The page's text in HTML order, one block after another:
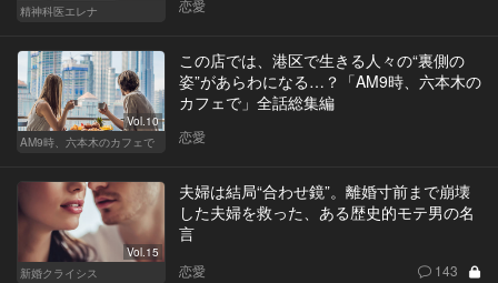
精神科医エレナ
恋愛
Vol.10
AM9時、六本木のカフェで
この店では、港区で生きる人々の“裏側の
姿”があらわになる…？「AM9時、六本木の
カフェで」全話総集編
恋愛
Vol.15
新婚クライシス
夫婦は結局“合わせ鏡”。離婚寸前まで崩壊
した夫婦を救った、ある歴史的モテ男の名
言
恋愛 143